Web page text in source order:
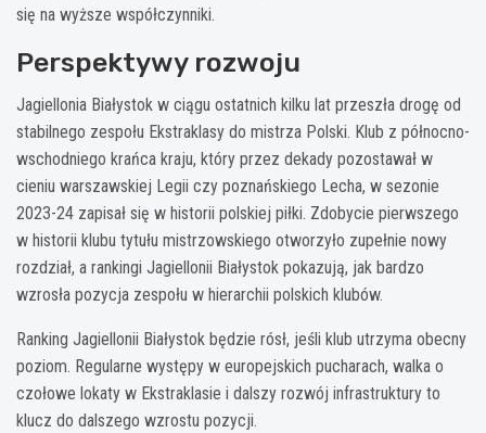
się na wyższe współczynniki.
Perspektywy rozwoju
Jagiellonia Białystok w ciągu ostatnich kilku lat przeszła drogę od
stabilnego zespołu Ekstraklasy do mistrza Polski. Klub z północno-
wschodniego krańca kraju, który przez dekady pozostawał w
cieniu warszawskiej Legii czy poznańskiego Lecha, w sezonie
2023-24 zapisał się w historii polskiej piłki. Zdobycie pierwszego
w historii klubu tytułu mistrzowskiego otworzyło zupełnie nowy
rozdział, a rankingi Jagiellonii Białystok pokazują, jak bardzo
wzrosła pozycja zespołu w hierarchii polskich klubów.
Ranking Jagiellonii Białystok będzie rósł, jeśli klub utrzyma obecny
poziom. Regularne występy w europejskich pucharach, walka o
czołowe lokaty w Ekstraklasie i dalszy rozwój infrastruktury to
klucz do dalszego wzrostu pozycji.